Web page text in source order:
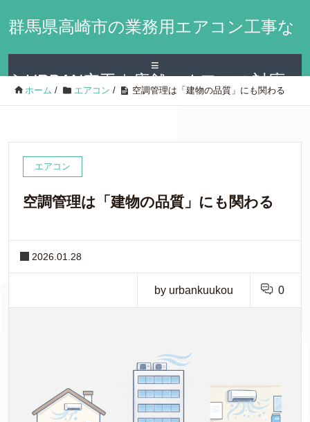
群馬県高崎市の業務用エアコン工事な
らURBAN空工｜店舗・オフィス対応
≡
ホーム / エアコン / 空調管理は「建物の品質」にも関わる
エアコン
空調管理は「建物の品質」にも関わる
2026.01.28
by urbankuukou 0